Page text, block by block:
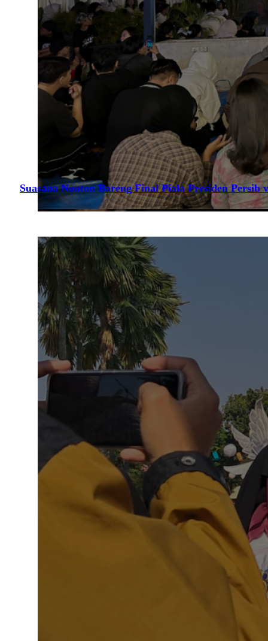
Suasana Nonton Bareng Final Piala Presiden Persib